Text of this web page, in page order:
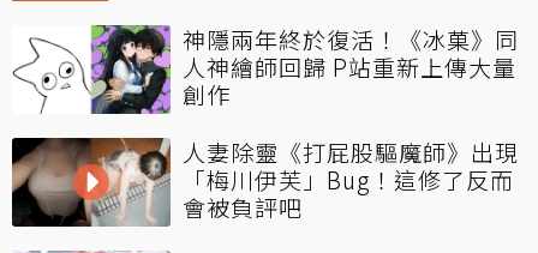
神隱兩年終於復活！《冰菓》同
人神繪師回歸 P站重新上傳大量
創作
人妻除靈《打屁股驅魔師》出現
「梅川伊芙」Bug！這修了反而
會被負評吧